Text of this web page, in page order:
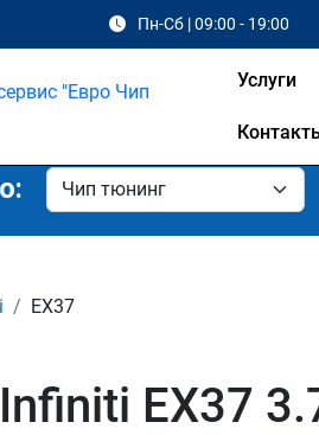
Пн-Сб | 09:00 - 19:00
Услуги
EX37
EX37